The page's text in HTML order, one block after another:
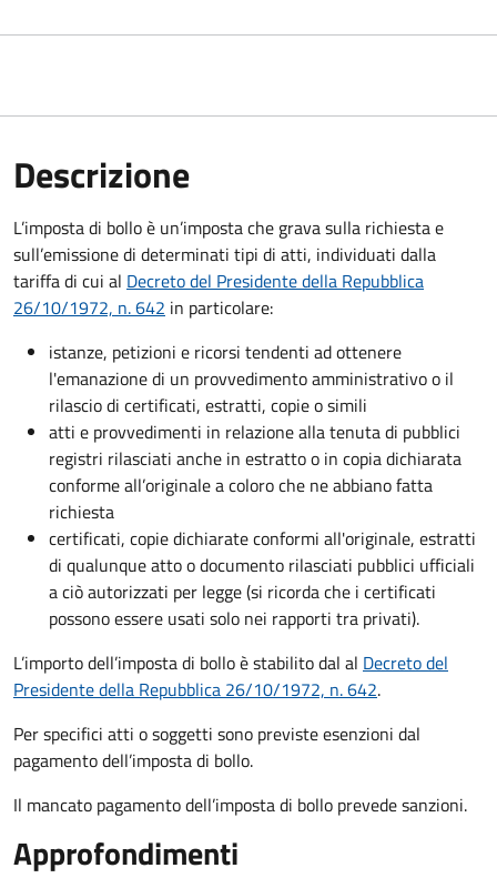
Descrizione
L’imposta di bollo è un’imposta che grava sulla richiesta e
sull’emissione di determinati tipi di atti, individuati dalla
tariffa di cui al Decreto del Presidente della Repubblica
26/10/1972, n. 642 in particolare:
istanze, petizioni e ricorsi tendenti ad ottenere
l'emanazione di un provvedimento amministrativo o il
rilascio di certificati, estratti, copie o simili
atti e provvedimenti in relazione alla tenuta di pubblici
registri rilasciati anche in estratto o in copia dichiarata
conforme all’originale a coloro che ne abbiano fatta
richiesta
certificati, copie dichiarate conformi all'originale, estratti
di qualunque atto o documento rilasciati pubblici ufficiali
a ciò autorizzati per legge (si ricorda che i certificati
possono essere usati solo nei rapporti tra privati).
L’importo dell’imposta di bollo è stabilito dal al Decreto del
Presidente della Repubblica 26/10/1972, n. 642.
Per specifici atti o soggetti sono previste esenzioni dal
pagamento dell’imposta di bollo.
Il mancato pagamento dell’imposta di bollo prevede sanzioni.
Approfondimenti